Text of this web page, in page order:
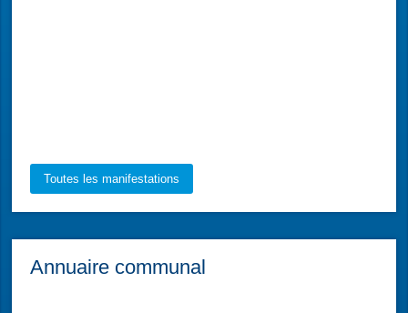
Toutes les manifestations
Annuaire communal